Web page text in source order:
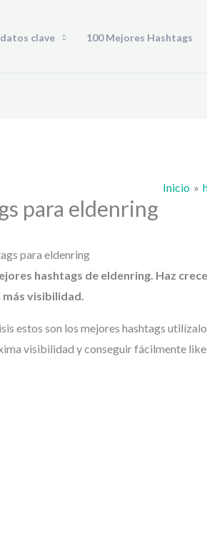
clave 100 Mejores Hashtags
Inicio
para eldenring
para eldenring
hashtags de eldenring. Haz
más visibilidad.
estos son los mejores hashtags
visibilidad y conseguir fácilmente